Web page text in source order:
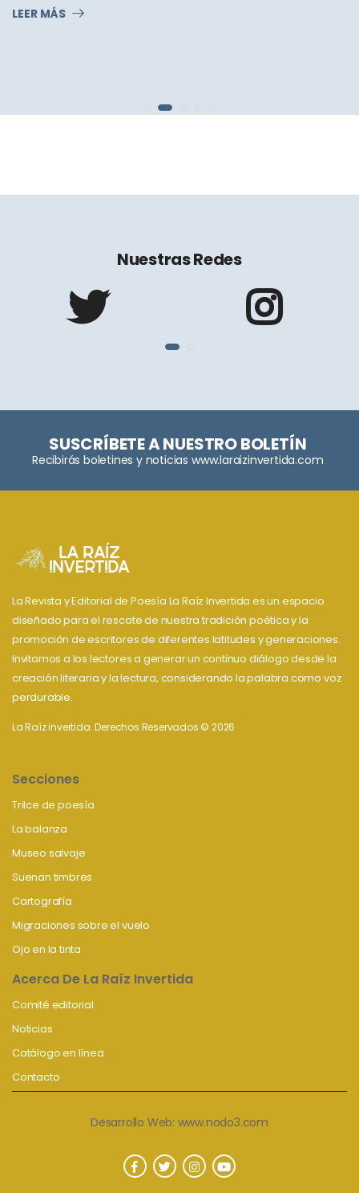
LEER MÁS
Nuestras Redes
SUSCRÍBETE A NUESTRO BOLETÍN
Recibirás boletines y noticias www.laraizinvertida.com
La Revista y Editorial de Poesía La Raíz Invertida es un espacio
diseñado para el rescate de nuestra tradición poética y la
promoción de escritores de diferentes latitudes y generaciones.
Invitamos a los lectores a generar un continuo diálogo desde la
creación literaria y la lectura, considerando la palabra como voz
perdurable.
La Raíz invertida. Derechos Reservados © 2026
Secciones
Trilce de poesía
La balanza
Museo salvaje
Suenan timbres
Cartografía
Migraciones sobre el vuelo
Ojo en la tinta
Acerca De La Raíz Invertida
Comité editorial
Noticias
Catálogo en línea
Contacto
Desarrollo Web: www.nodo3.com